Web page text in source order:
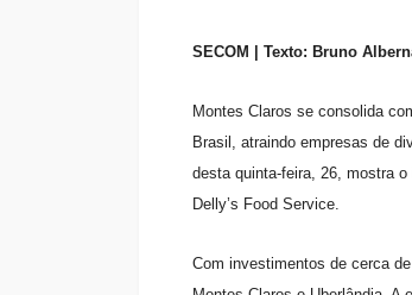
SECOM | Texto: Bruno
Montes Claros se consolida
Brasil, atraindo empresas de
desta quinta-feira, 26, mostra
Delly’s Food Service.
Com investimentos de cerca